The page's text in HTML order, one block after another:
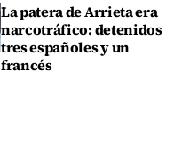
La patera de Arrieta era
narcotráfico: detenidos
tres españoles y un
francés